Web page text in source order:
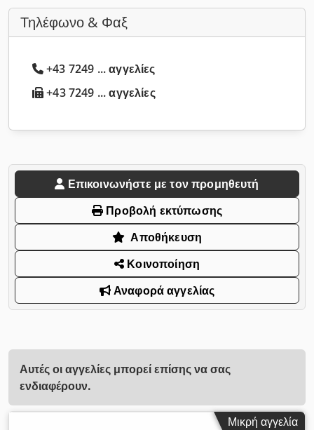
Τηλέφωνο & Φαξ
+43 7249 ... αγγελίες
+43 7249 ... αγγελίες
Επικοινωνήστε με τον προμηθευτή
Προβολή εκτύπωσης
Αποθήκευση
Κοινοποίηση
Αναφορά αγγελίας
Αυτές οι αγγελίες μπορεί επίσης να σας
ενδιαφέρουν.
Μικρή αγγελία